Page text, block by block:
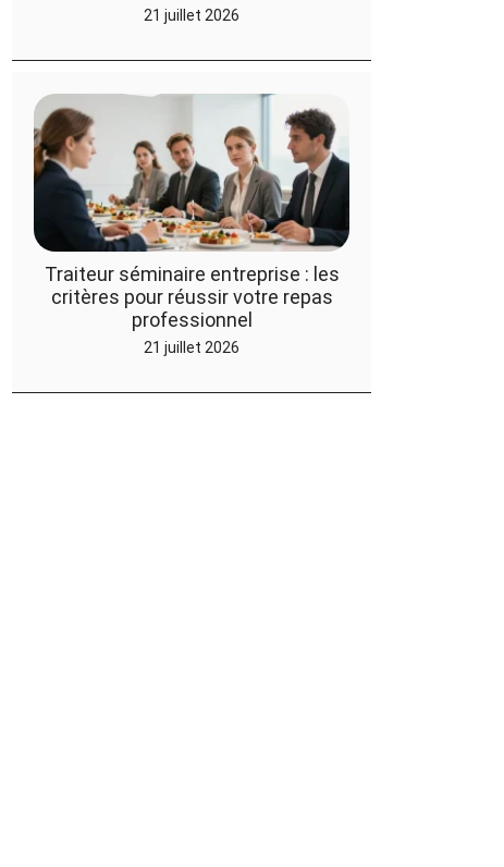
21 juillet 2026
Traiteur séminaire entreprise : les
critères pour réussir votre repas
professionnel
21 juillet 2026